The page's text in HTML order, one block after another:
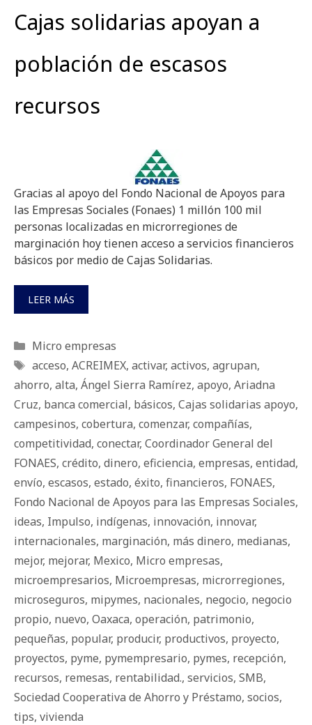
Cajas solidarias apoyan a
población de escasos
recursos
Gracias al apoyo del Fondo Nacional de Apoyos para
las Empresas Sociales (Fonaes) 1 millón 100 mil
personas localizadas en microrregiones de
marginación hoy tienen acceso a servicios financieros
básicos por medio de Cajas Solidarias.
LEER MÁS
Categorías
Micro empresas
Etiquetas
acceso, ACREIMEX, activar, activos, agrupan,
ahorro, alta, Ángel Sierra Ramírez, apoyo, Ariadna
Cruz, banca comercial, básicos, Cajas solidarias apoyo,
campesinos, cobertura, comenzar, compañías,
competitividad, conectar, Coordinador General del
FONAES, crédito, dinero, eficiencia, empresas, entidad,
envío, escasos, estado, éxito, financieros, FONAES,
Fondo Nacional de Apoyos para las Empresas Sociales,
ideas, Impulso, indígenas, innovación, innovar,
internacionales, marginación, más dinero, medianas,
mejor, mejorar, Mexico, Micro empresas,
microempresarios, Microempresas, microrregiones,
microseguros, mipymes, nacionales, negocio, negocio
propio, nuevo, Oaxaca, operación, patrimonio,
pequeñas, popular, producir, productivos, proyecto,
proyectos, pyme, pymempresario, pymes, recepción,
recursos, remesas, rentabilidad., servicios, SMB,
Sociedad Cooperativa de Ahorro y Préstamo, socios,
tips, vivienda